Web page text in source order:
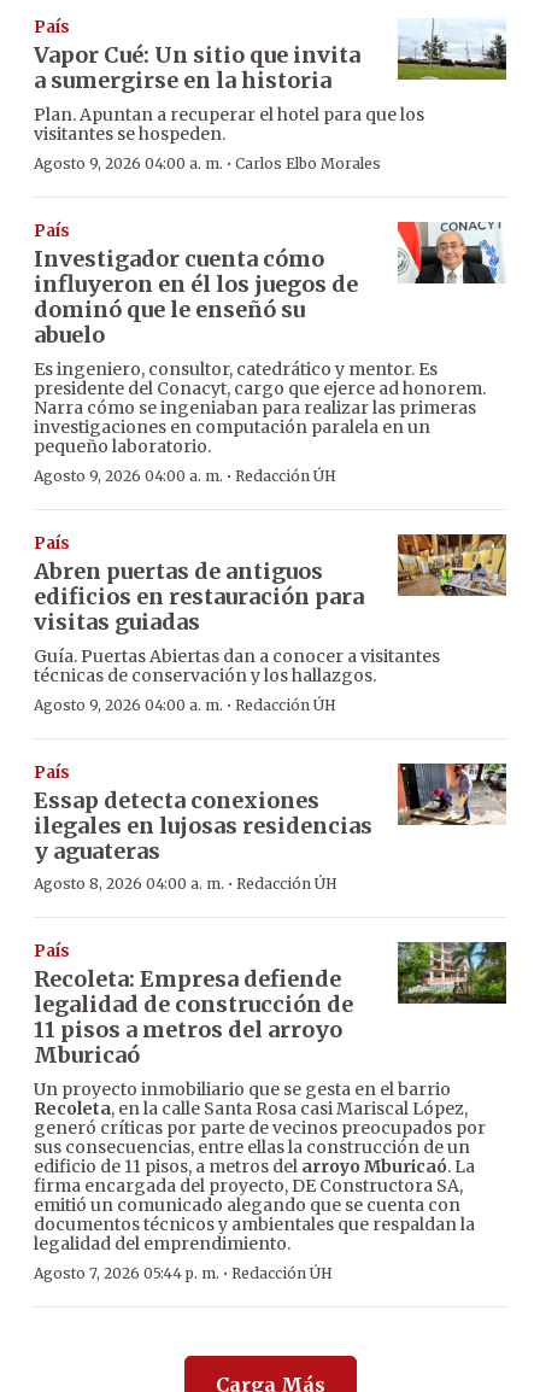
País
Vapor Cué: Un sitio que invita
a sumergirse en la historia
Plan. Apuntan a recuperar el hotel para que los
visitantes se hospeden.
Agosto 9, 2026 04:00 a. m. · Carlos Elbo Morales
País
Investigador cuenta cómo
influyeron en él los juegos de
dominó que le enseñó su
abuelo
Es ingeniero, consultor, catedrático y mentor. Es
presidente del Conacyt, cargo que ejerce ad honorem.
Narra cómo se ingeniaban para realizar las primeras
investigaciones en computación paralela en un
pequeño laboratorio.
Agosto 9, 2026 04:00 a. m. · Redacción ÚH
País
Abren puertas de antiguos
edificios en restauración para
visitas guiadas
Guía. Puertas Abiertas dan a conocer a visitantes
técnicas de conservación y los hallazgos.
Agosto 9, 2026 04:00 a. m. · Redacción ÚH
País
Essap detecta conexiones
ilegales en lujosas residencias
y aguateras
Agosto 8, 2026 04:00 a. m. · Redacción ÚH
País
Recoleta: Empresa defiende
legalidad de construcción de
11 pisos a metros del arroyo
Mburicaó
Un proyecto inmobiliario que se gesta en el barrio
Recoleta, en la calle Santa Rosa casi Mariscal López,
generó críticas por parte de vecinos preocupados por
sus consecuencias, entre ellas la construcción de un
edificio de 11 pisos, a metros del arroyo Mburicaó. La
firma encargada del proyecto, DE Constructora SA,
emitió un comunicado alegando que se cuenta con
documentos técnicos y ambientales que respaldan la
legalidad del emprendimiento.
Agosto 7, 2026 05:44 p. m. · Redacción ÚH
Carga Más